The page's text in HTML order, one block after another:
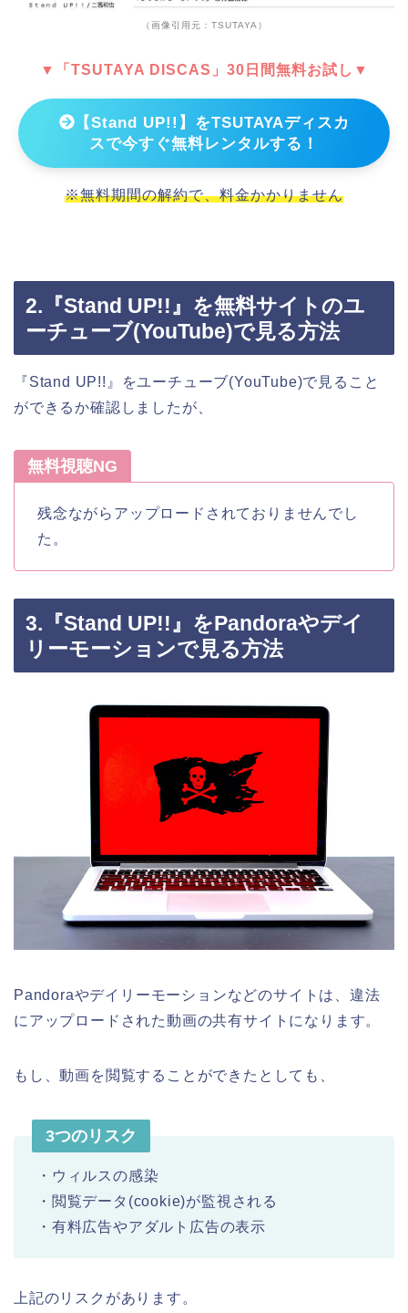
（画像引用元：TSUTAYA）
▼「TSUTAYA DISCAS」30日間無料お試し▼
【Stand UP!!】をTSUTAYAディスカ
スで今すぐ無料レンタルする！
※無料期間の解約で、料金かかりません
2.『Stand UP!!』を無料サイトのユ
ーチューブ(YouTube)で見る方法
『Stand UP!!』をユーチューブ(YouTube)で見ること
ができるか確認しましたが、
無料視聴NG
残念ながらアップロードされておりませんでし
た。
3.『Stand UP!!』をPandoraやデイ
リーモーションで見る方法
Pandoraやデイリーモーションなどのサイトは、違法
にアップロードされた動画の共有サイトになります。
もし、動画を閲覧することができたとしても、
3つのリスク
・ウィルスの感染
・閲覧データ(cookie)が監視される
・有料広告やアダルト広告の表示
上記のリスクがあります。